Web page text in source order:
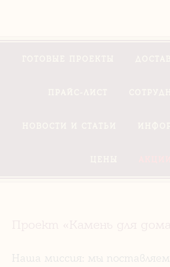
Наша миссия: мы поставляем